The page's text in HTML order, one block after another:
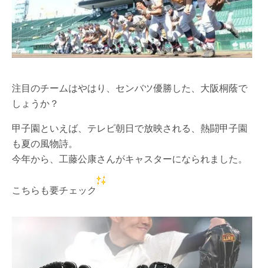
注目のチームはやはり、センバツ優勝した、大阪桐蔭で
しょうか？
甲子園といえば、テレビ朝日で放映される、熱闘甲子園
も夏の風物詩。
今年から、工藤公康さんがキャスターになられました。
こちらも要チェック